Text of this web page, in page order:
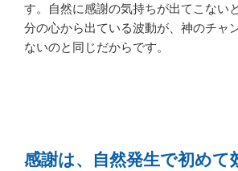
す。自然に感謝の気持ちが出てこない
分の心から出ている波動が、神のチャ
ないのと同じだからです。
感謝は、自然発生で初めて